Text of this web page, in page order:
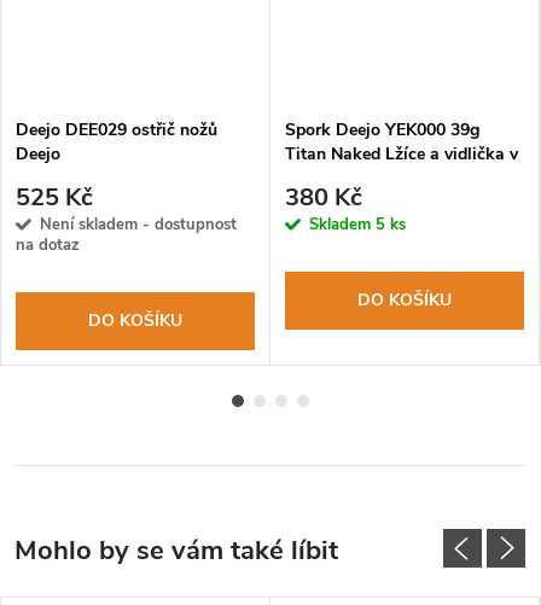
Deejo DEE029 ostřič nožů
Deejo
525 Kč
Není skladem - dostupnost
na dotaz
DO KOŠÍKU
Spork Deejo YEK000 39g
Titan Naked Lžíce a vidlička v
380 Kč
Skladem 5 ks
DO KOŠÍKU